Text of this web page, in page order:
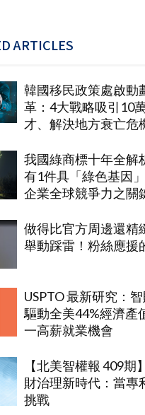
ARTICLES
韓國移民政策處啟動
革：4大戰略吸引10
才、解決地方衰亡危
我國綠商標十年全解
有1件具「綠色基因
企業全球競爭力之關
做得比官方周邊還精
舉動踩雷！粉絲應援
USPTO 最新研究：
驅動全美44%經濟產
一高薪就業機會
【北美智權報 409期
財治理新時代：當專
挑戰